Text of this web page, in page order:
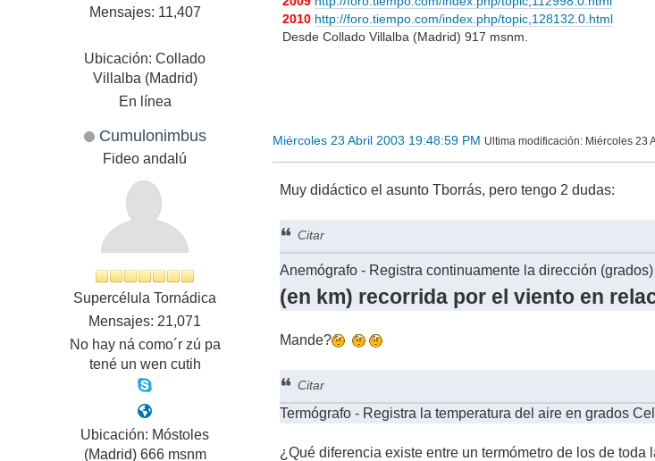
Mensajes: 11,407
Ubicación: Collado
Villalba (Madrid)
En línea
2010 http://foro.tiempo.com/index.php/topic,128132.0.html
Desde Collado Villalba (Madrid) 917 msnm.
Cumulonimbus
Fideo andalú
Supercélula Tornádica
Mensajes: 21,071
No hay ná como´r zú pa
tené un wen cutih
Ubicación: Móstoles
(Madrid) 666 msnm
Miércoles 23 Abril 2003 19:48:59 PM Ultima modificación: Miércoles 23
Muy didáctico el asunto Tborrás, pero tengo 2 dudas:
Citar
Anemógrafo - Registra continuamente la dirección
(en km) recorrida por el viento en
Mande?
Citar
Termógrafo - Registra la temperatura del aire en grados
¿Qué diferencia existe entre un termómetro de los de